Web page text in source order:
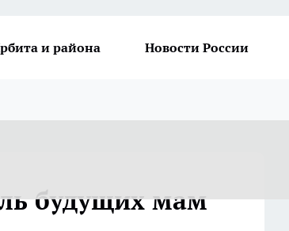
и района Новости России
будущих мам